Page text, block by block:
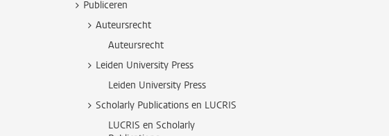
Publiceren
Auteursrecht
Auteursrecht
Leiden University Press
Leiden University Press
Scholarly Publications en LUCRIS
LUCRIS en Scholarly